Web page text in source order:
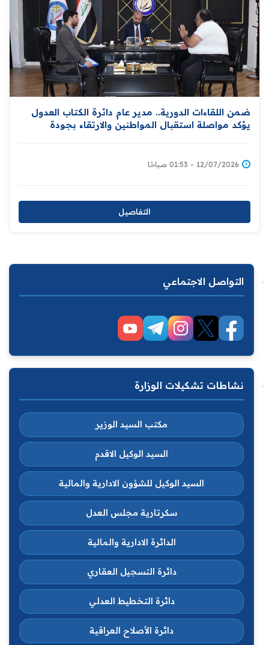
ضمن اللقاءات الدورية.. مدير عام دائرة الكتاب العدول
يؤكد مواصلة استقبال المواطنين والارتقاء بجودة
12/07/2026 - 01:53 صباحًا
التفاصيل
التواصل الاجتماعي
نشاطات تشكيلات الوزارة
مكتب السيد الوزير
السيد الوكيل الاقدم
السيد الوكيل للشؤون الادارية والمالية
سكرتارية مجلس العدل
الدائرة الادارية والمالية
دائرة التسجيل العقاري
دائرة التخطيط العدلي
دائرة الأصلاح العراقية